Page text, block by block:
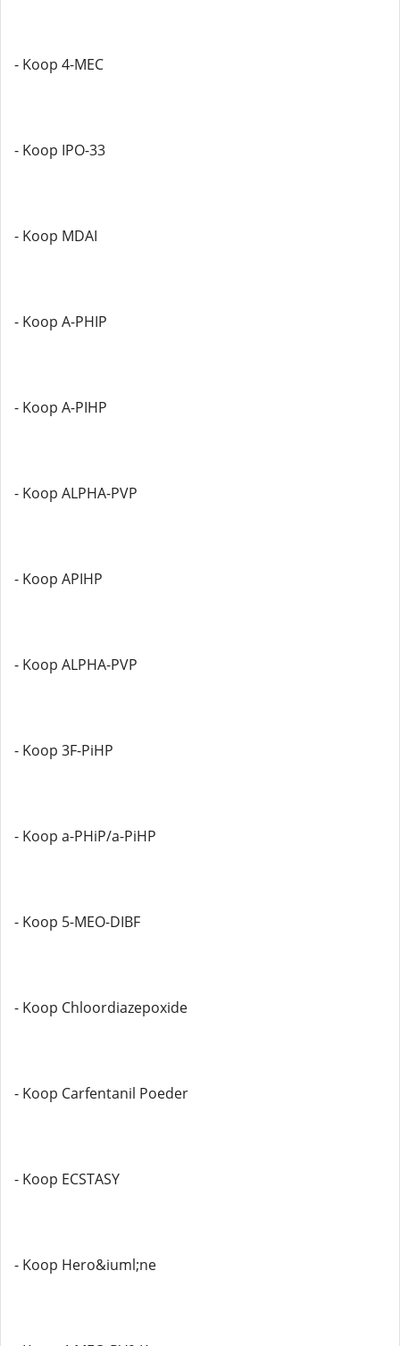
- Koop 4-MEC
- Koop IPO-33
- Koop MDAI
- Koop A-PHIP
- Koop A-PIHP
- Koop ALPHA-PVP
- Koop APIHP
- Koop ALPHA-PVP
- Koop 3F-PiHP
- Koop a-PHiP/a-PiHP
- Koop 5-MEO-DIBF
- Koop Chloordiazepoxide
- Koop Carfentanil Poeder
- Koop ECSTASY
- Koop Hero&iuml;ne